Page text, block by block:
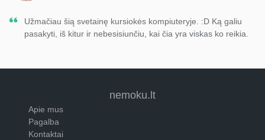
Užmačiau šią svetainę kursiokės kompiuteryje. :D Ką galiu
pasakyti, iš kitur ir nebesisiunčiu, kai čia yra viskas ko reikia.
nemoku.lt
Apie mus
Pagalba
Kontaktai